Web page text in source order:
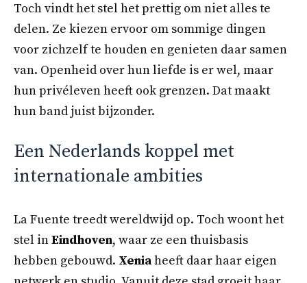
Toch vindt het stel het prettig om niet alles te
delen. Ze kiezen ervoor om sommige dingen
voor zichzelf te houden en genieten daar samen
van. Openheid over hun liefde is er wel, maar
hun privéleven heeft ook grenzen. Dat maakt
hun band juist bijzonder.
Een Nederlands koppel met
internationale ambities
La Fuente treedt wereldwijd op. Toch woont het
stel inEindhoven, waar ze een thuisbasis
hebben gebouwd. Xeniaheeft daar haar eigen